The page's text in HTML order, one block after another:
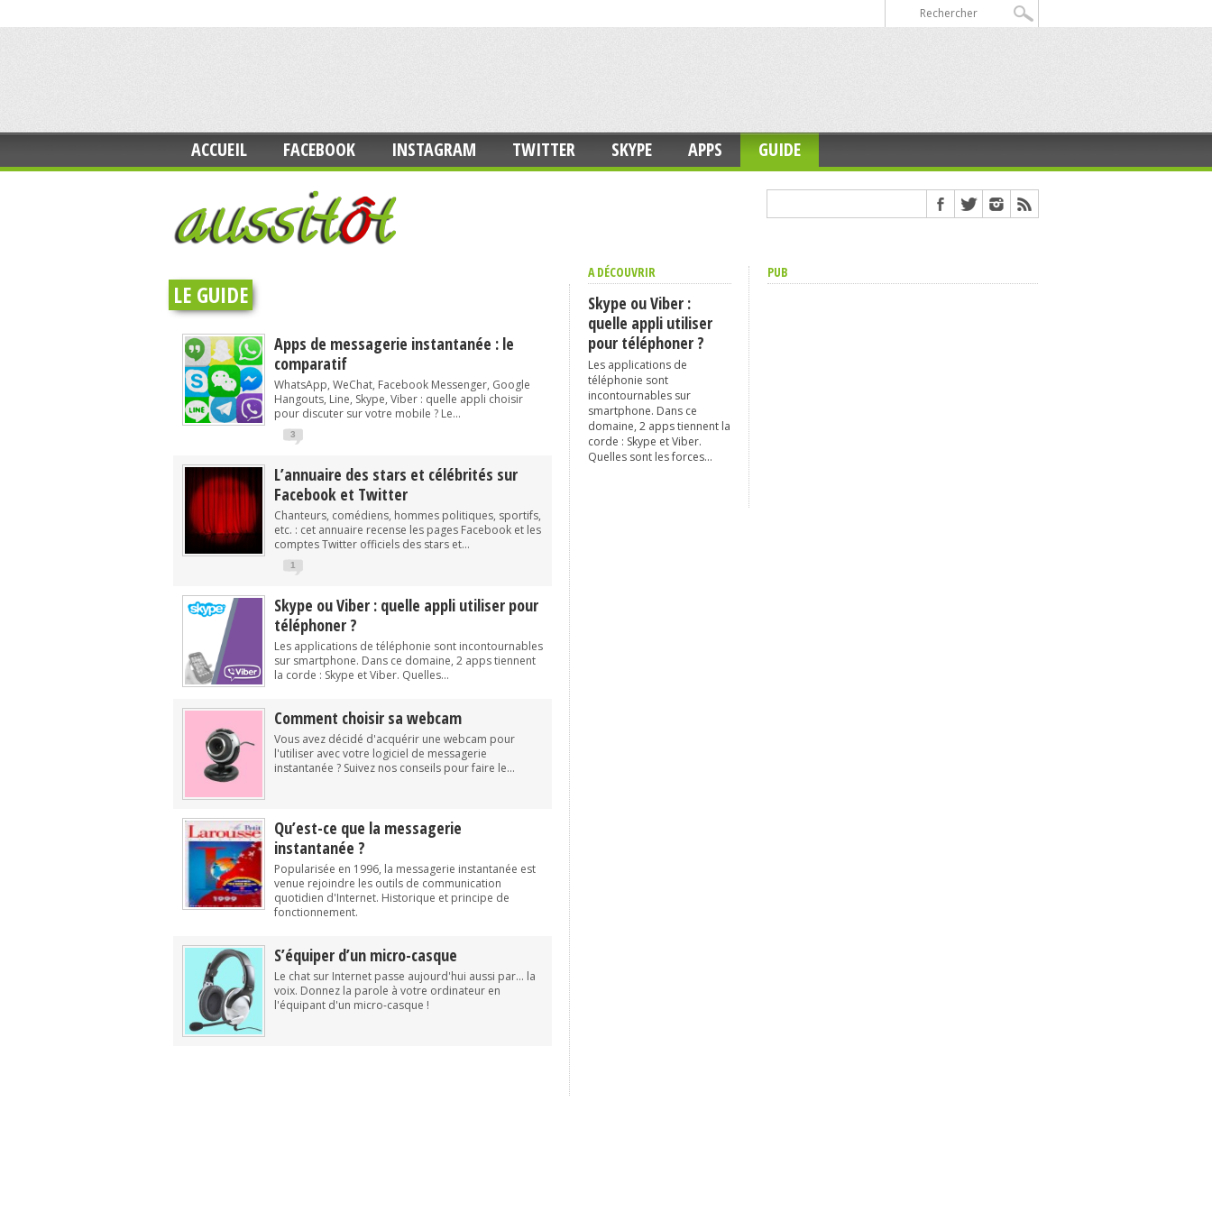
ACCUEIL FACEBOOK INSTAGRAM TWITTER SKYPE APPS GUIDE
LE GUIDE
Apps de messagerie instantanée : le
comparatif
WhatsApp, WeChat, Facebook Messenger, Google
Hangouts, Line, Skype, Viber : quelle appli choisir
pour discuter sur votre mobile ? Le...
3
L’annuaire des stars et célébrités sur
Facebook et Twitter
Chanteurs, comédiens, hommes politiques, sportifs,
etc. : cet annuaire recense les pages Facebook et les
comptes Twitter officiels des stars et...
1
Skype ou Viber : quelle appli utiliser pour
téléphoner ?
Les applications de téléphonie sont incontournables
sur smartphone. Dans ce domaine, 2 apps tiennent
la corde : Skype et Viber. Quelles...
Comment choisir sa webcam
Vous avez décidé d'acquérir une webcam pour
l'utiliser avec votre logiciel de messagerie
instantanée ? Suivez nos conseils pour faire le...
Qu’est-ce que la messagerie
instantanée ?
Popularisée en 1996, la messagerie instantanée est
venue rejoindre les outils de communication
quotidien d'Internet. Historique et principe de
fonctionnement.
S’équiper d’un micro-casque
Le chat sur Internet passe aujourd'hui aussi par... la
voix. Donnez la parole à votre ordinateur en
l'équipant d'un micro-casque !
A DÉCOUVRIR
Skype ou Viber :
quelle appli utiliser
pour téléphoner ?
Les applications de
téléphonie sont
incontournables sur
smartphone. Dans ce
domaine, 2 apps tiennent la
corde : Skype et Viber.
Quelles sont les forces...
PUB